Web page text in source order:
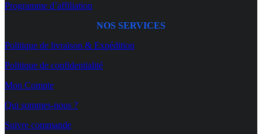
Programme d’affiliation
NOS SERVICES
Politique de livraison & Expédition
Politique de confidentialité
Mon Compte
Qui sommes-nous ?
Suivre commande